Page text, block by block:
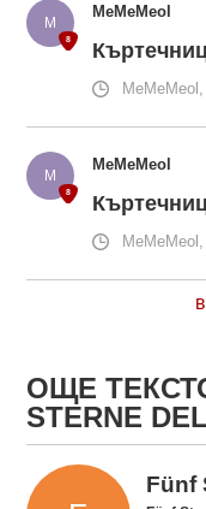
MeMeMeol
MeMeMeol
ОЩЕ
STERNE
Fünf